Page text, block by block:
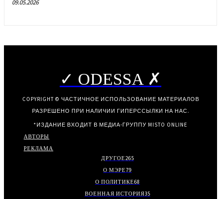
09.05.2026
✓ ODESSA ✗
COPYRIGHT © ЧАСТИЧНОЕ ИСПОЛЬЗОВАНИЕ МАТЕРИАЛОВ
РАЗРЕШЕНО ПРИ НАЛИЧИИ ГИПЕРССЫЛКИ НА НАС.
*ИЗДАНИЕ ВХОДИТ В МЕДИА-ГРУППУ MISTO ONLINE
АВТОРЫ
РЕКЛАМА
ДРУГОЕ265
О МЭРЕ79
О ПОЛИТИКЕ68
ВОЕННАЯ ИСТОРИЯ35